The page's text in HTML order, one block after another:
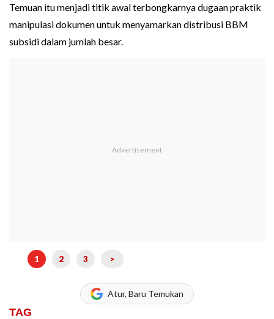
Temuan itu menjadi titik awal terbongkarnya dugaan praktik
manipulasi dokumen untuk menyamarkan distribusi BBM
subsidi dalam jumlah besar.
1 2 3 >
Atur, Baru Temukan
TAG